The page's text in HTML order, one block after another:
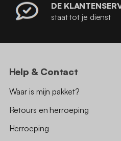
DE
staat tot je dienst
Help & Contact
Waar is mijn pakket?
Retours en herroeping
Herroeping